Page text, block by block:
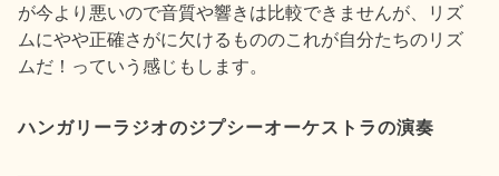
が今より悪いので音質や響きは比較できませんが、リズ
ムにやや正確さがに欠けるもののこれが自分たちのリズ
ムだ！っていう感じもします。
ハンガリーラジオのジプシーオーケストラの演奏